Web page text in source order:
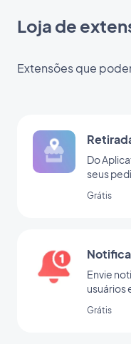
Loja de
Extensões que
Do
seus
Grátis
Envie
usuários
Grátis